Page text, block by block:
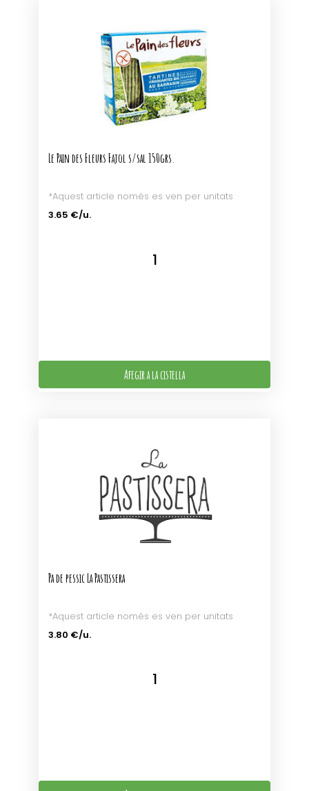
Le Pain des Fleurs Fajol s/sal 150grs.
*Aquest article només es ven per unitats
3.65 €/u.
Afegir a la cistella
Pa de pessic La Pastissera
*Aquest article només es ven per unitats
3.80 €/u.